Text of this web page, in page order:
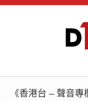
《香港台 – 聲音